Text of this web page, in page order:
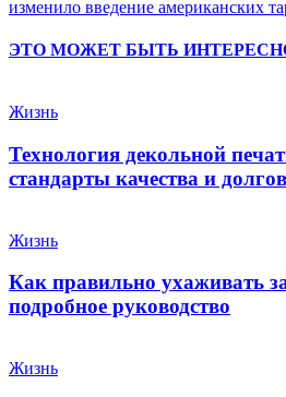
изменило введение американских
ЭТО МОЖЕТ БЫТЬ
Жизнь
Технология декольной
стандарты качества и
Жизнь
Как правильно ухаживать
подробное руководство
Жизнь